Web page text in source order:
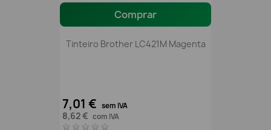
Comprar
Tinteiro Brother LC421M Magenta
7,01 € sem IVA
8,62 € com IVA